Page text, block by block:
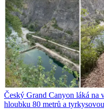
Český Grand Canyon láká na
hloubku 80 metrů a